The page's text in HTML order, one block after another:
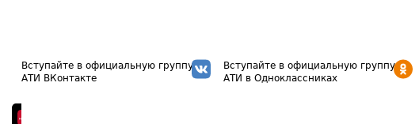
Вступайте в официальную группу
АТИ ВКонтакте
Вступайте в официальную группу
АТИ в Одноклассниках